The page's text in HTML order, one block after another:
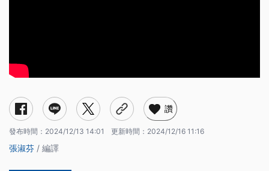
讚
發布時間： 2024/12/13 14:01 更新時間： 2024/12/16 11:16
張淑芬 / 編譯